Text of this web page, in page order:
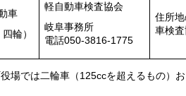
車
輪）
軽自動車検査協会
岐阜事務所
電話050-3816-1775
住所
車検
場では二輪車（125ccを超えるもの）